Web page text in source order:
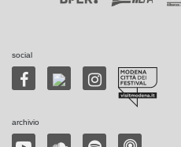
social
archivio